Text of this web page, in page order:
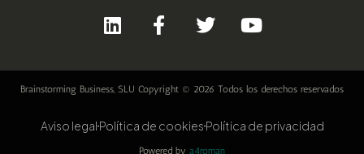
Brainstorming Business, SLU Copyright © 2026 Todos los derechos reservados
Aviso legalPolítica de cookiesPolítica de privacidad
Powered by a4roman